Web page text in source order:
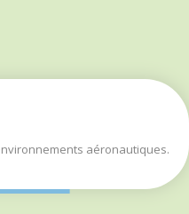
aéronautiques.